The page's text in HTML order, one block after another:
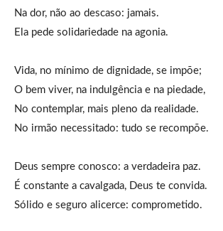
Na dor, não ao descaso: jamais.
Ela pede solidariedade na agonia.
Vida, no mínimo de dignidade, se impõe;
O bem viver, na indulgência e na piedade,
No contemplar, mais pleno da realidade.
No irmão necessitado: tudo se recompõe.
Deus sempre conosco: a verdadeira paz.
É constante a cavalgada, Deus te convida.
Sólido e seguro alicerce: comprometido.